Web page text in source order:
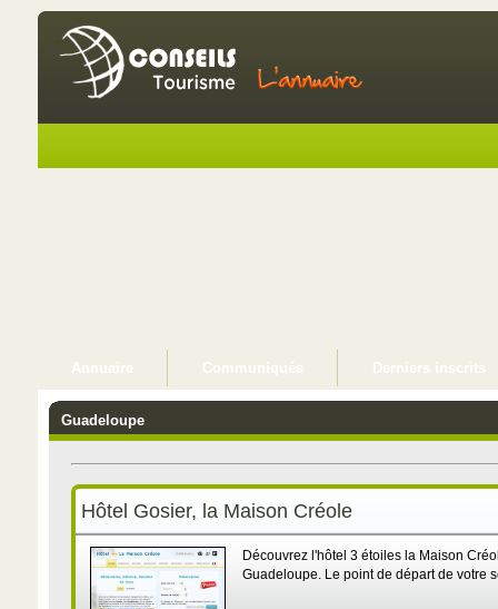
Annuaire Communiqués Derniers inscrits
Guadeloupe
Hôtel Gosier, la Maison Créole
Découvrez l'hôtel 3 étoiles la Maison
Guadeloupe. Le point de départ de votre